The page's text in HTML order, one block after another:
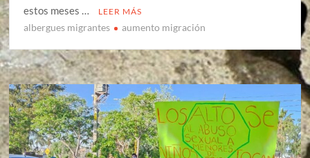
estos meses …
LEER MÁS
albergues migrantes aumento migración